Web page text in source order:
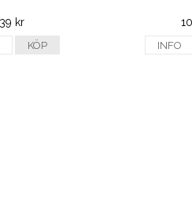
39 kr
KÖP INFO